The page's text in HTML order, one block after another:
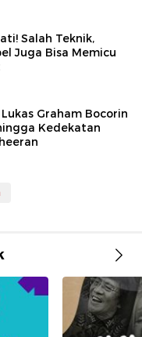
Salah Teknik,
Juga Bisa Memicu
Graham Bocorin
Kedekatan